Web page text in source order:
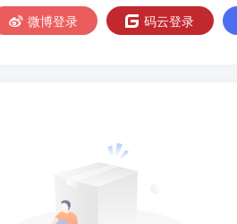
微博登录 码云登录